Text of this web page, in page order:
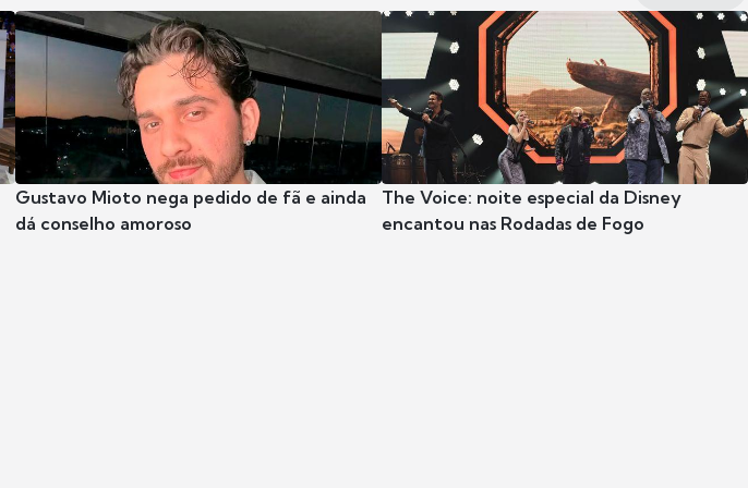
Gustavo Mioto nega pedido de fã e ainda
dá conselho amoroso
The Voice: noite especial da Disney
encantou nas Rodadas de Fogo